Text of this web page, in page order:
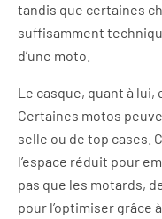
tandis que certaines
suffisamment
d’une moto.
Le casque, quant à
Certaines motos
selle ou de top cases.
l’espace réduit pour
pas que les motards,
pour l’optimiser grâce